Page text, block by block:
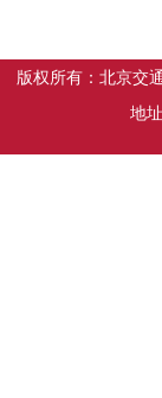
版权所有：北京交
地